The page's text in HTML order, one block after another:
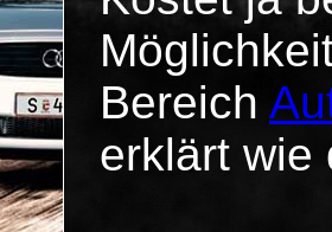
Bereich
erklärt wie